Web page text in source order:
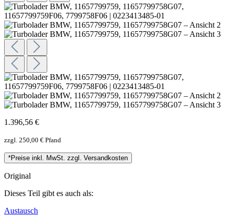
1.396,56 €
zzgl. 250,00 € Pfand
*Preise inkl. MwSt. zzgl. Versandkosten
Original
Dieses Teil gibt es auch als:
Austausch